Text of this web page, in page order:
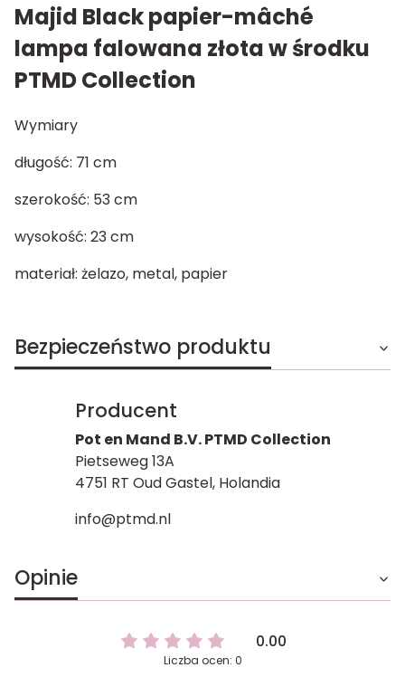
Majid Black papier-mâché
lampa falowana złota w środku
PTMD Collection
Wymiary
długość: 71 cm
szerokość: 53 cm
wysokość: 23 cm
materiał: żelazo, metal, papier
Bezpieczeństwo produktu
Producent
Pot en Mand B.V. PTMD Collection
Pietseweg 13A
4751 RT Oud Gastel, Holandia
info@ptmd.nl
Opinie
0.00
Liczba ocen: 0